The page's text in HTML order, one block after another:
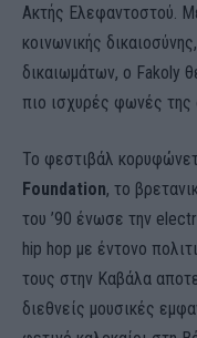
Ακτής Ελεφαντοστού.
κοινωνικής
δικαιωμάτων, ο Fakoly
πιο ισχυρές φωνές της
Το φεστιβάλ
Foundation, το
του ’90 ένωσε την
hip hop με έντονο
τους στην Καβάλα
διεθνείς μουσικές